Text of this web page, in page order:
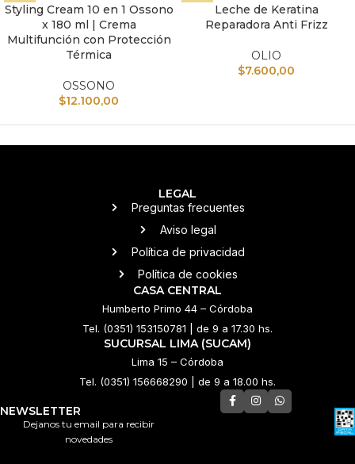
Styling Cream 10 en 1 Ossono
x 180 ml | Crema
Multifunción con Protección
Térmica
OSSONO
$12.100,00
Leche de Keratina
Reparadora Anti Frizz
OLIO
$7.600,00
LEGAL
Preguntas frecuentes
Aviso legal
Política de privacidad
Política de cookies
CASA CENTRAL
Humberto Primo 44 – Córdoba
Tel. (0351) 153150781 | de 9 a 17.30 hs.
SUCURSAL LIMA (SUCAM)
Lima 15 – Córdoba
Tel. (0351) 156668290 | de 9 a 18.00 hs.
NEWSLETTER
Dejanos tu email para recibir
novedades